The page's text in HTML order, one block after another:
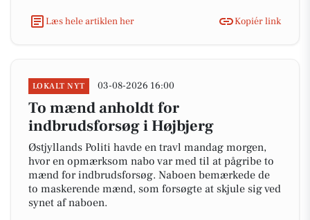
Læs hele artiklen her Kopiér link
LOKALT NYT 03-08-2026 16:00
To mænd anholdt for
indbrudsforsøg i Højbjerg
Østjyllands Politi havde en travl mandag morgen,
hvor en opmærksom nabo var med til at pågribe to
mænd for indbrudsforsøg. Naboen bemærkede de
to maskerende mænd, som forsøgte at skjule sig ved
synet af naboen.